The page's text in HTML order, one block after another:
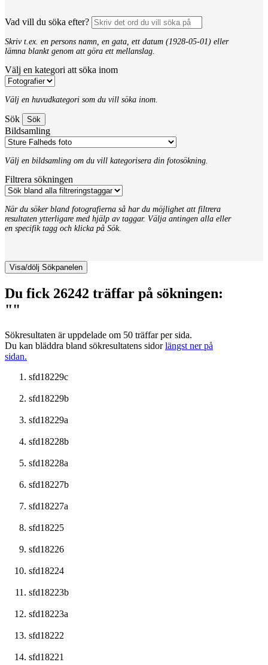
Vad vill du söka efter?
Skriv t.ex. en persons namn, en gata, ett datum (1928-05-01) eller
lämna blankt genom att göra ett mellanslag.
Välj en kategori att söka inom
Välj en huvudkategori som du vill söka inom.
Sök
Bildsamling
Välj en bildsamling om du vill kategorisera din fotosökning.
Filtrera sökningen
När du söker bland fotografierna så har du möjlighet att filtrera
resultaten ytterligare med hjälp av taggar. Välja antingen alla eller
en specifik tagg och klicka på Sök.
Visa/dölj Sökpanelen
Du fick 26242 träffar på sökningen:
""
Sökresultaten är uppdelade om 50 träffar per sida.
Du kan bläddra bland sökresultatens sidorlängst ner på
sidan.
sfd18229c
sfd18229b
sfd18229a
sfd18228b
sfd18228a
sfd18227b
sfd18227a
sfd18225
sfd18226
sfd18224
sfd18223b
sfd18223a
sfd18222
sfd18221